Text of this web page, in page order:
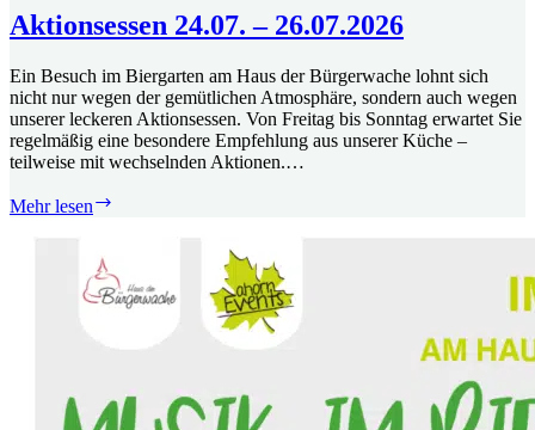
Aktionsessen 24.07. – 26.07.2026
Ein Besuch im Biergarten am Haus der Bürgerwache lohnt sich
nicht nur wegen der gemütlichen Atmosphäre, sondern auch wegen
unserer leckeren Aktionsessen. Von Freitag bis Sonntag erwartet Sie
regelmäßig eine besondere Empfehlung aus unserer Küche –
teilweise mit wechselnden Aktionen.…
Mehr lesen